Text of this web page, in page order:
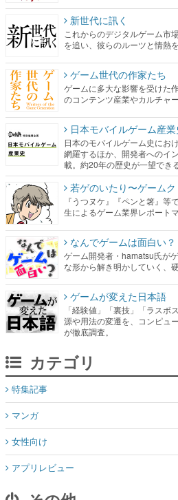
新世代に訊く
これからのデジタルゲーム市
を追い、彼らのルーツと情熱
ゲーム世代の作家たち
ゲームに多大な影響を受けた
のコンテンツ産業やカルチャ
日本モバイルゲーム産業
日本のモバイルゲーム史にお
網羅するほか、開発者へのイ
載。約20年の歴史が一望でき
若ゲのいたり〜ゲーム
『うつヌケ』『ペンと箸』等
生によるゲーム業界レポートマ
なんでゲームは面白い？
ゲーム開発者・hamatsu氏が
な形から解き明かしていく、
ゲームが変えた日本語
「経験値」「裏技」「ラス
源や用法の変遷を、コンピュ
が徹底調査。
カテゴリ
特集記事
マンガ
女性向け
アプリレビュー